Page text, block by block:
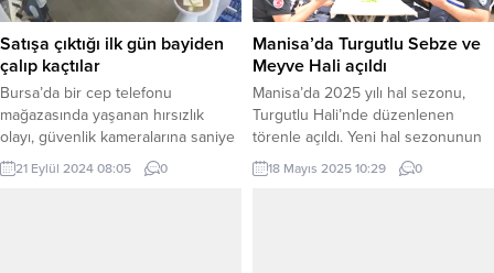
ruh sağlığı üzerindeki etkileri
giderek...
bakım onarım ve iyileştirme
çalışması da yapıldı. MANİSA (İGFA)
– Manisa Su ve Kanalizasyon
İdaresi...
Satışa çıktığı ilk gün bayiden
çalıp kaçtılar
Bursa’da bir cep telefonu
mağazasında yaşanan hırsızlık
olayı, güvenlik kameralarına saniye
saniye yansıdı. Türkiye’de satışa
bugün sunulan modellerden iki
21 Eylül 2024 08:05 0
Manisa’da Turgutlu Sebze ve
Meyve Hali açıldı
Manisa’da 2025 yılı hal sezonu,
Turgutlu Hali’nde düzenlenen
törenle açıldı. Yeni hal sezonunun
açılışı, çiftçilerin alın teri ve
emeğinin karşılığını alacağı, esnafın
18 Mayıs 2025 10:29 0